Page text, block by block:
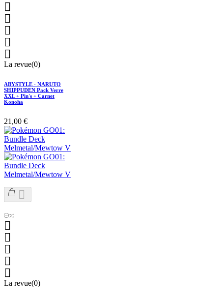





La revue(0)
ABYSTYLE - NARUTO
SHIPPUDEN Pack Verre
XXL + Pin's + Carnet
Konoha
21,00 €






La revue(0)